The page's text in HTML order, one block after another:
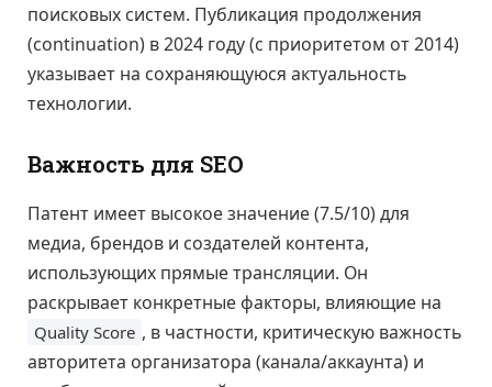
поисковых систем. Публикация продолжения
(continuation) в 2024 году (с приоритетом от 2014)
указывает на сохраняющуюся актуальность
технологии.
Важность для SEO
Патент имеет высокое значение (7.5/10) для
медиа, брендов и создателей контента,
использующих прямые трансляции. Он
раскрывает конкретные факторы, влияющие на
Quality Score , в частности, критическую важность
авторитета организатора (канала/аккаунта) и